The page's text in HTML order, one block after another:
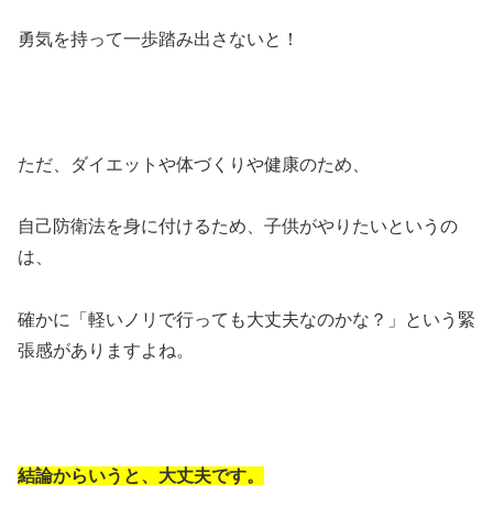
勇気を持って一歩踏み出さないと！
ただ、ダイエットや体づくりや健康のため、
自己防衛法を身に付けるため、子供がやりたいというの
は、
確かに「軽いノリで行っても大丈夫なのかな？」という緊
張感がありますよね。
結論からいうと、大丈夫です。